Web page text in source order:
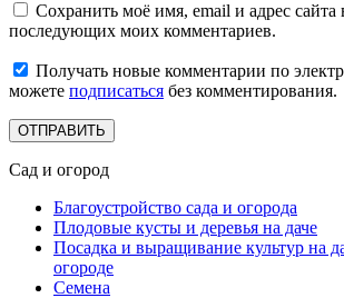
Сохранить моё имя, email и адрес сайта
последующих моих комментариев.
Получать новые комментарии по
можете подписаться без комментирования.
Сад и огород
Благоустройство сада и огорода
Плодовые кусты и деревья на даче
Посадка и выращивание культур на
огороде
Семена